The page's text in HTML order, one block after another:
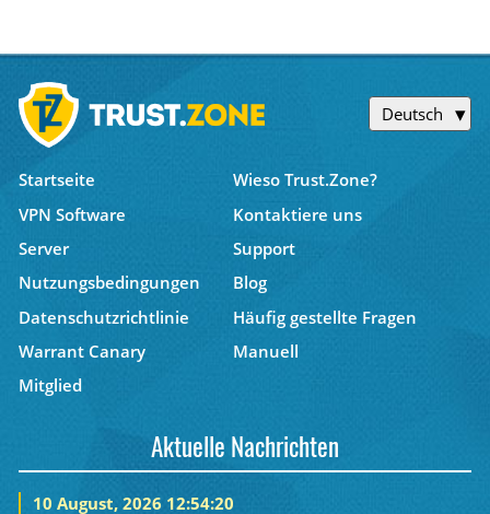
Deutsch
Startseite
Wieso Trust.Zone?
VPN Software
Kontaktiere uns
Server
Support
Nutzungsbedingungen
Blog
Datenschutzrichtlinie
Häufig gestellte Fragen
Warrant Canary
Manuell
Mitglied
Aktuelle Nachrichten
10 August, 2026 12:54:20